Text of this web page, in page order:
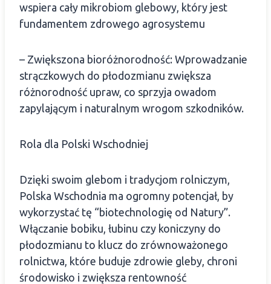
wspiera cały mikrobiom glebowy, który jest
fundamentem zdrowego agrosystemu
– Zwiększona bioróżnorodność: Wprowadzanie
strączkowych do płodozmianu zwiększa
różnorodność upraw, co sprzyja owadom
zapylającym i naturalnym wrogom szkodników.
Rola dla Polski Wschodniej
Dzięki swoim glebom i tradycjom rolniczym,
Polska Wschodnia ma ogromny potencjał, by
wykorzystać tę “biotechnologię od Natury”.
Włączanie bobiku, łubinu czy koniczyny do
płodozmianu to klucz do zrównoważonego
rolnictwa, które buduje zdrowie gleby, chroni
środowisko i zwiększa rentowność